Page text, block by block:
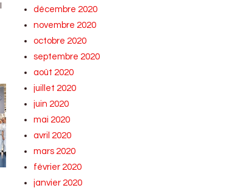
décembre 2020
novembre 2020
octobre 2020
septembre 2020
août 2020
juillet 2020
juin 2020
mai 2020
avril 2020
mars 2020
février 2020
janvier 2020